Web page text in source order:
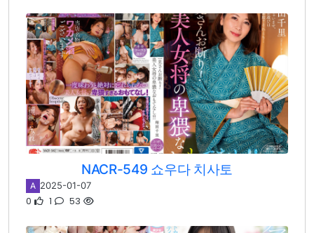
NACR-549 쇼우다 치사토
A 2025-01-07
0 1 53